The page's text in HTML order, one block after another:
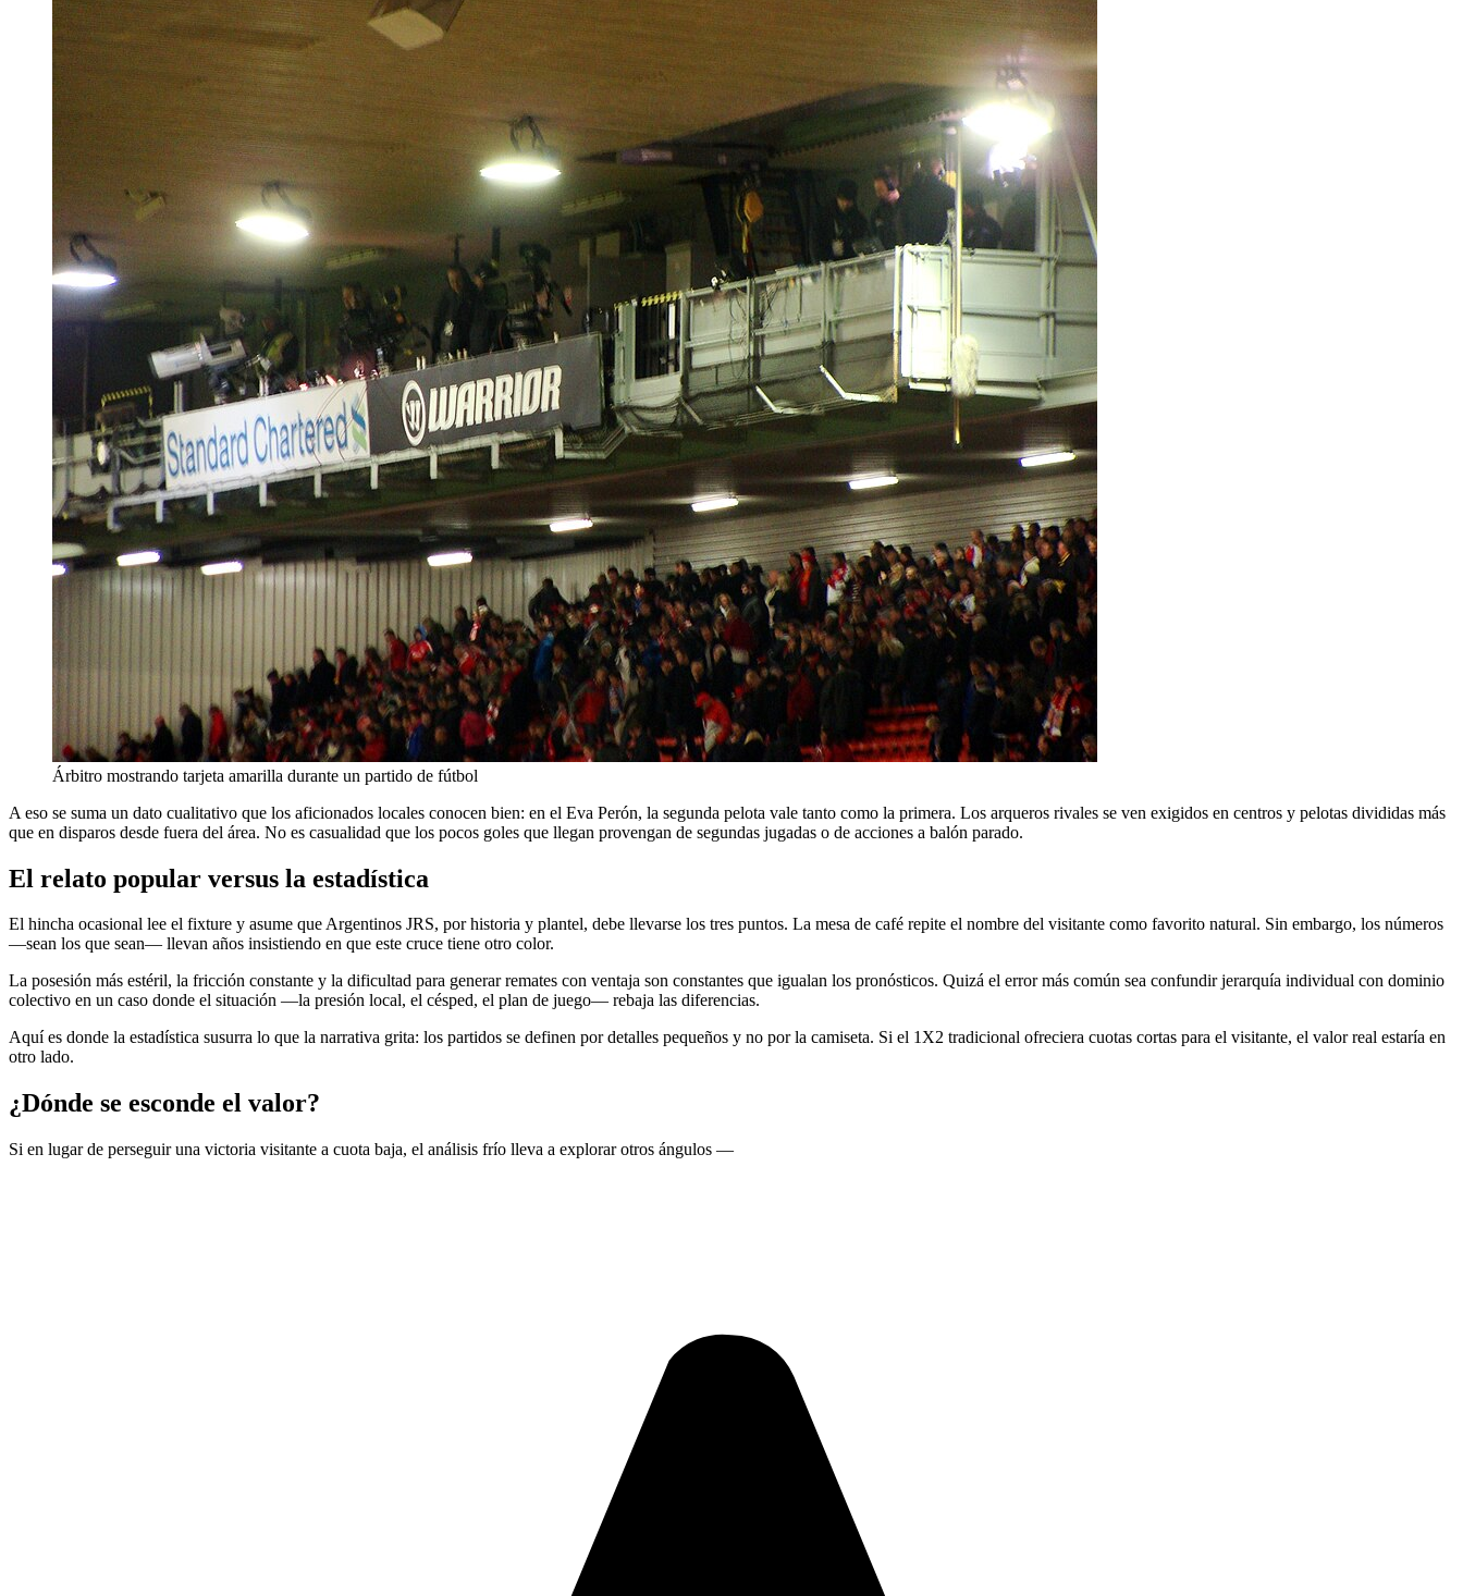
Árbitro mostrando tarjeta amarilla durante un partido de fútbol
A eso se suma un dato cualitativo que los aficionados locales conocen bien: en el Eva Perón, la segunda pelota vale tanto como la primera. Los arqueros rivales se ven exigidos en centros y pelotas divididas más
que en disparos desde fuera del área. No es casualidad que los pocos goles que llegan provengan de segundas jugadas o de acciones a balón parado.
El relato popular versus la estadística
El hincha ocasional lee el fixture y asume que Argentinos JRS, por historia y plantel, debe llevarse los tres puntos. La mesa de café repite el nombre del visitante como favorito natural. Sin embargo, los números
—sean los que sean— llevan años insistiendo en que este cruce tiene otro color.
La posesión más estéril, la fricción constante y la dificultad para generar remates con ventaja son constantes que igualan los pronósticos. Quizá el error más común sea confundir jerarquía individual con dominio
colectivo en un caso donde el situación —la presión local, el césped, el plan de juego— rebaja las diferencias.
Aquí es donde la estadística susurra lo que la narrativa grita: los partidos se definen por detalles pequeños y no por la camiseta. Si el 1X2 tradicional ofreciera cuotas cortas para el visitante, el valor real estaría en
otro lado.
¿Dónde se esconde el valor?
Si en lugar de perseguir una victoria visitante a cuota baja, el análisis frío lleva a explorar otros ángulos —